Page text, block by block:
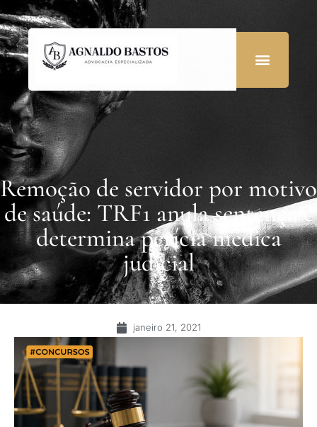
Remoção de servidor por motivo
de saúde: TRF1 anula sentença e
determina perícia médica
judicial
janeiro 21, 2021